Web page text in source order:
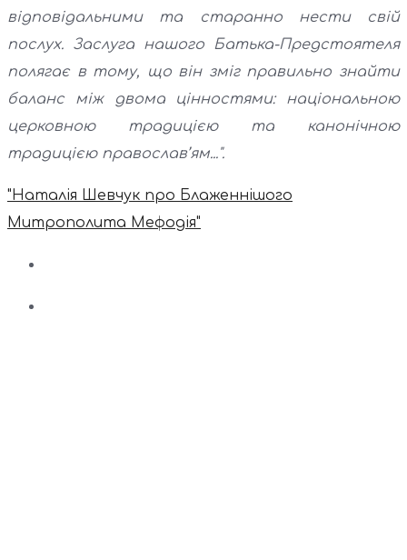
відповідальними та старанно нести свій
послух. Заслуга нашого Батька-Предстоятеля
полягає в тому, що він зміг правильно знайти
баланс між двома цінностями: національною
церковною традицією та канонічною
традицією православ’ям...".
"Наталія Шевчук про Блаженнішого
Митрополита Мефодія"